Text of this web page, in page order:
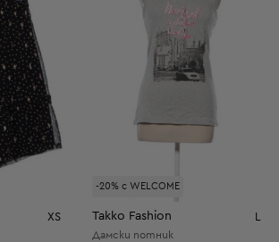
XS
-20% с WELCOME
Takko Fashion L
Дамски потник